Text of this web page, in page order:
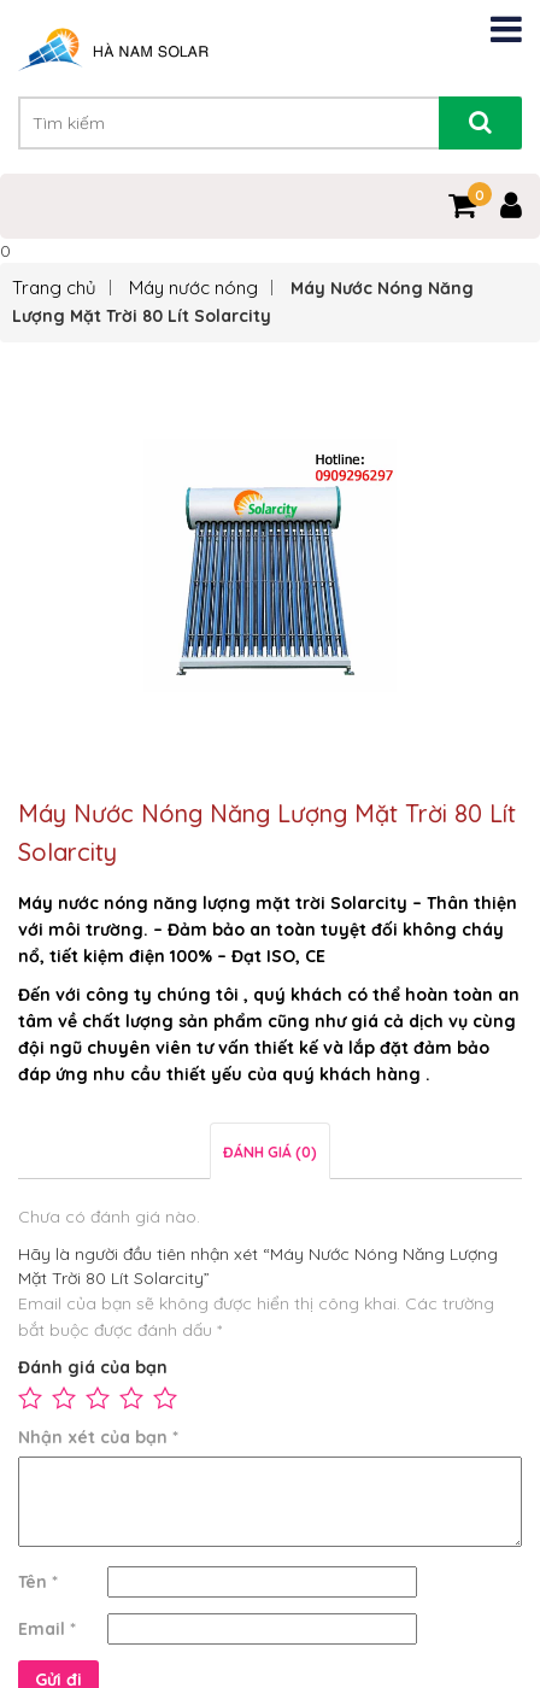
0
0
Trang chủ Máy nước nóng
Máy Nước Nóng Năng
Lượng Mặt Trời 80 Lít Solarcity
Máy Nước Nóng Năng Lượng Mặt Trời 80 Lít
Solarcity
Máy nước nóng năng lượng mặt trời Solarcity – Thân thiện
với môi trường. – Đảm bảo an toàn tuyệt đối không cháy
nổ, tiết kiệm điện 100% – Đạt ISO, CE
Đến với công ty chúng tôi , quý khách có thể hoàn toàn an
tâm về chất lượng sản phẩm cũng như giá cả dịch vụ cùng
đội ngũ chuyên viên tư vấn thiết kế và lắp đặt đảm bảo
đáp ứng nhu cầu thiết yếu của quý khách hàng .
ĐÁNH GIÁ (0)
Chưa có đánh giá nào.
Hãy là người đầu tiên nhận xét “Máy Nước Nóng Năng Lượng
Mặt Trời 80 Lít Solarcity”
Email của bạn sẽ không được hiển thị công khai. Các trường
bắt buộc được đánh dấu *
Đánh giá của bạn
Nhận xét của bạn *
Tên *
Email *